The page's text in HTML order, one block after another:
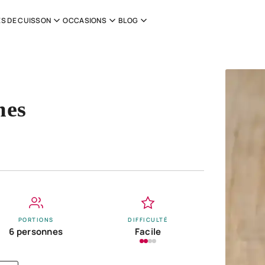
DE CUISSON OCCASIONS BLOG
PORTIONS
6 personnes
DIFFICULTÉ
Facile